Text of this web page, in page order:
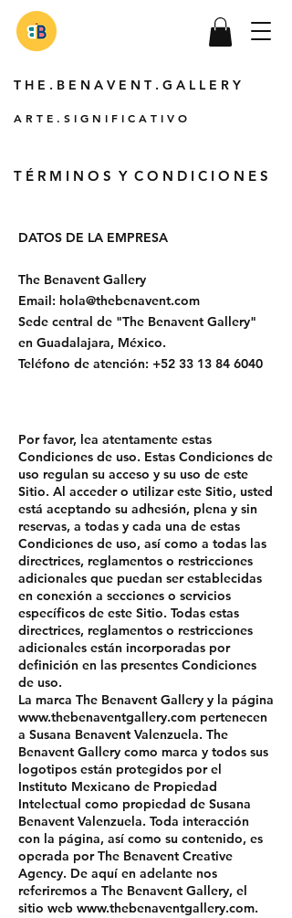
T H E . B E N A V E N T . G A L L E R Y
A R T E . S I G N I F I C A T I V O
T É R M I N O S Y C O N D I C I O N E S
DATOS DE LA EMPRESA
The Benavent Gallery
Email: hola@thebenavent.com
Sede central de "The Benavent Gallery"
en Guadalajara, México.
Teléfono de atención: +52 33 13 84 6040
Por favor, lea atentamente estas
Condiciones de uso. Estas Condiciones de
uso regulan su acceso y su uso de este
Sitio. Al acceder o utilizar este Sitio, usted
está aceptando su adhesión, plena y sin
reservas, a todas y cada una de estas
Condiciones de uso, así como a todas las
directrices, reglamentos o restricciones
adicionales que puedan ser establecidas
en conexión a secciones o servicios
específicos de este Sitio. Todas estas
directrices, reglamentos o restricciones
adicionales están incorporadas por
definición en las presentes Condiciones
de uso.
La marca The Benavent Gallery y la página
www.thebenaventgallery.com pertenecen
a Susana Benavent Valenzuela. The
Benavent Gallery como marca y todos sus
logotipos están protegidos por el
Instituto Mexicano de Propiedad
Intelectual como propiedad de Susana
Benavent Valenzuela. Toda interacción
con la página, así como su contenido, es
operada por The Benavent Creative
Agency. De aquí en adelante nos
referiremos a The Benavent Gallery, el
sitio web www.thebenaventgallery.com.